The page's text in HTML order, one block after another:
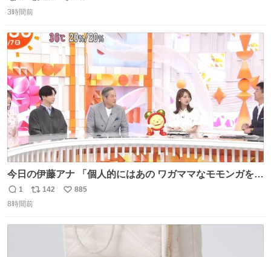
mu.jp/news/79509/
返
信
リ
ポ
ト
数
い
数
3時間前
今日の伊藤アナ 「個人的にはあの ワガママなモモンガを是
非松平さんに成敗してほしい」 (手に刀を持ってモモ○ガを
返
信
1
リ
ポ
142
い
885
8時間前